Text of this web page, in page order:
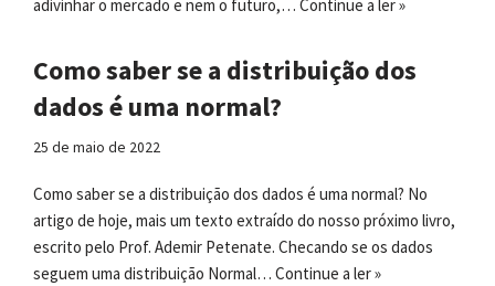
adivinhar o mercado e nem o futuro,… Continue a ler »
Como saber se a distribuição dos
dados é uma normal?
25 de maio de 2022
Como saber se a distribuição dos dados é uma normal? No
artigo de hoje, mais um texto extraído do nosso próximo livro,
escrito pelo Prof. Ademir Petenate. Checando se os dados
seguem uma distribuição Normal… Continue a ler »